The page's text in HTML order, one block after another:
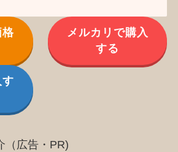
メルカリで購入
する
（広告・PR)